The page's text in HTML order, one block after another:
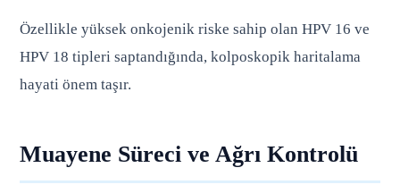
Özellikle yüksek onkojenik riske sahip olan HPV 16 ve
HPV 18 tipleri saptandığında, kolposkopik haritalama
hayati önem taşır.
Muayene Süreci ve Ağrı Kontrolü